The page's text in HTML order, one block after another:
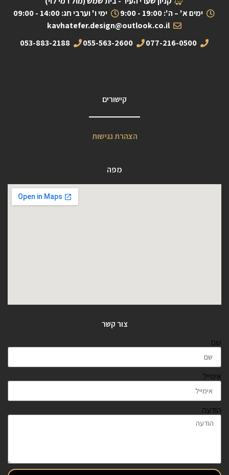
ימים א' – ה': 19:00 - 9:00
ימי ו' וערבי חג: 14:00 - 09:00
kavhatefer.design@outlook.co.il
077-216-0500
055-563-2600
053-883-2188
קישורים
הצהרת נגישות
מפה
צור קשר
שם
אימייל
הודעה